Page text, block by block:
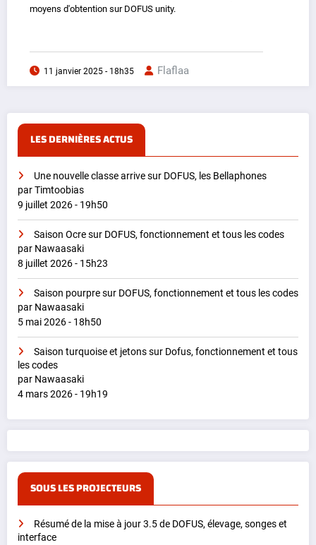
moyens d'obtention sur DOFUS unity.
11 janvier 2025 - 18h35 Flaflaa
LES DERNIÈRES ACTUS
Une nouvelle classe arrive sur DOFUS, les Bellaphones
par Timtoobias
9 juillet 2026 - 19h50
Saison Ocre sur DOFUS, fonctionnement et tous les codes
par Nawaasaki
8 juillet 2026 - 15h23
Saison pourpre sur DOFUS, fonctionnement et tous les codes
par Nawaasaki
5 mai 2026 - 18h50
Saison turquoise et jetons sur Dofus, fonctionnement et tous
les codes
par Nawaasaki
4 mars 2026 - 19h19
SOUS LES PROJECTEURS
Résumé de la mise à jour 3.5 de DOFUS, élevage, songes et
interface